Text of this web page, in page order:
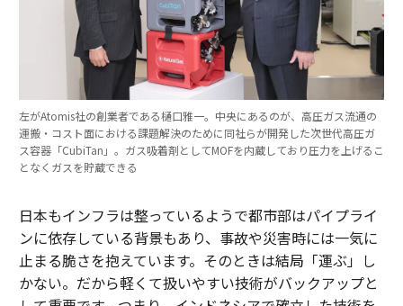
左がAtomis社の創業者である樋口雅一。中央にあるのが、高圧ガス流通の
運搬・コスト面における課題解決のために同社らが開発した次世代高圧ガ
ス容器「CubiTan」。ガス吸着剤としてMOFを内蔵しており圧力を上げるこ
となくガスを貯蔵できる
日本もインフラは整っているようで都市部はパイプライ
ンに依存している背景もあり、事故や災害時には一気に
止まる脆さを抱えています。そのときは結局「運ぶ」し
かない。だから軽くて扱いやすい技術がバックアップと